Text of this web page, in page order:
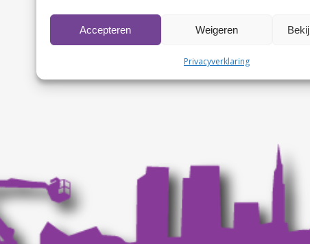
Accepteren Weigeren
Privacyverklaring